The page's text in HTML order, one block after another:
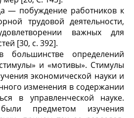
— побуждение работников к
трудовой деятельности,
важных для
[30, с. 392].
определений
и «мотивы». Стимулы
экономической науки и
изменения в содержании
в управленческой науке.
предметом изучения